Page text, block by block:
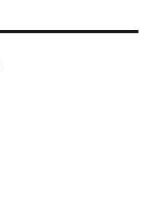
cortado,